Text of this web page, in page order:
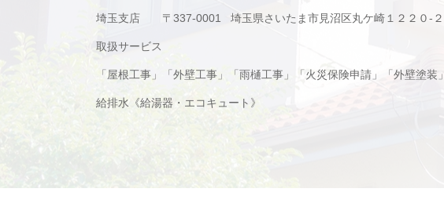
埼玉支店 〒337-0001 埼玉県さいたま市見沼区丸ケ崎１２２０-２
取扱サービス
「屋根工事」「外壁工事」「雨樋工事」「火災保険申請」「外壁塗装
給排水《給湯器・エコキュート》